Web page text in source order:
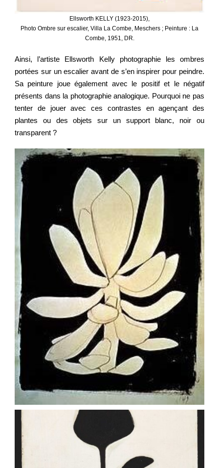
Ellsworth KELLY (1923-2015),
Photo Ombre sur escalier, Villa La Combe, Meschers ; Peinture : La
Combe, 1951, DR.
Ainsi, l’artiste Ellsworth Kelly photographie les ombres
portées sur un escalier avant de s’en inspirer pour peindre.
Sa peinture joue également avec le positif et le négatif
présents dans la photographie analogique. Pourquoi ne pas
tenter de jouer avec ces contrastes en agençant des
plantes ou des objets sur un support blanc, noir ou
transparent ?